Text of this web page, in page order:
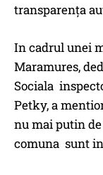
transparența
In cadrul unei
Maramures,
Sociala
Petky, a
nu mai putin
comuna sunt